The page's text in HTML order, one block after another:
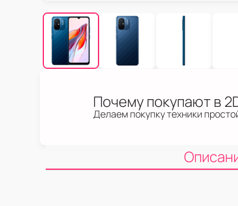
Почему покупают в
Делаем покупку техники